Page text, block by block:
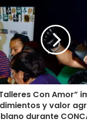
Con Amor”
y valor
durante